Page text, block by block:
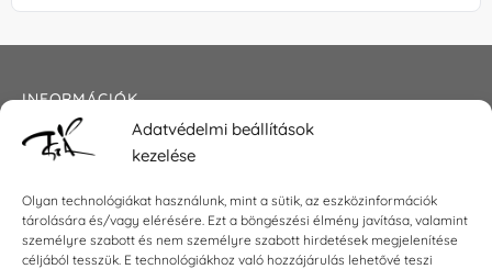
Adatvédelmi beállítások
kezelése
Olyan technológiákat használunk, mint a sütik, az eszközinformációk
tárolására és/vagy elérésére. Ezt a böngészési élmény javítása, valamint
személyre szabott és nem személyre szabott hirdetések megjelenítése
céljából tesszük. E technológiákhoz való hozzájárulás lehetővé teszi
INFORMÁCIÓK
Általános szerződési feltételek
Impresszum